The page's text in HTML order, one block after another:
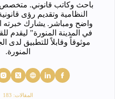
باحث وكاتب قانوني. متخصص
النظامية وتقديم رؤى
واضح ومباشر. يشارك خبرته
في المدينة المنورة" ليقدم
موثوقاً وقابلاً للتطبيق لدى
المنورة.
المقالات: 183